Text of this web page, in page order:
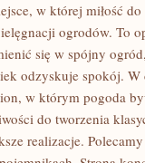
w której miłość
ogrodów. To
się w spójny
odzyskuje spokój.
w którym pogoda
do tworzenia
realizacje.